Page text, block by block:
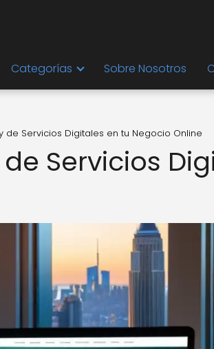
Categorías Sobre Nosotros
de Servicios Digitales en tu Negocio Online
Servicios